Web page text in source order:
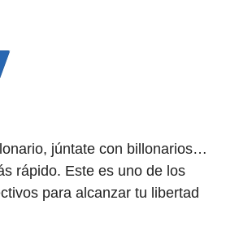
júntate con billonarios…
rápido. Este es uno de los
para alcanzar tu libertad